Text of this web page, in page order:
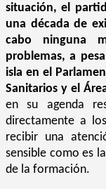
situación, el
una década de
cabo ninguna
problemas, a
isla en el
Sanitarios y el
en su agenda
directamente a
recibir una
sensible como es
de la formación.